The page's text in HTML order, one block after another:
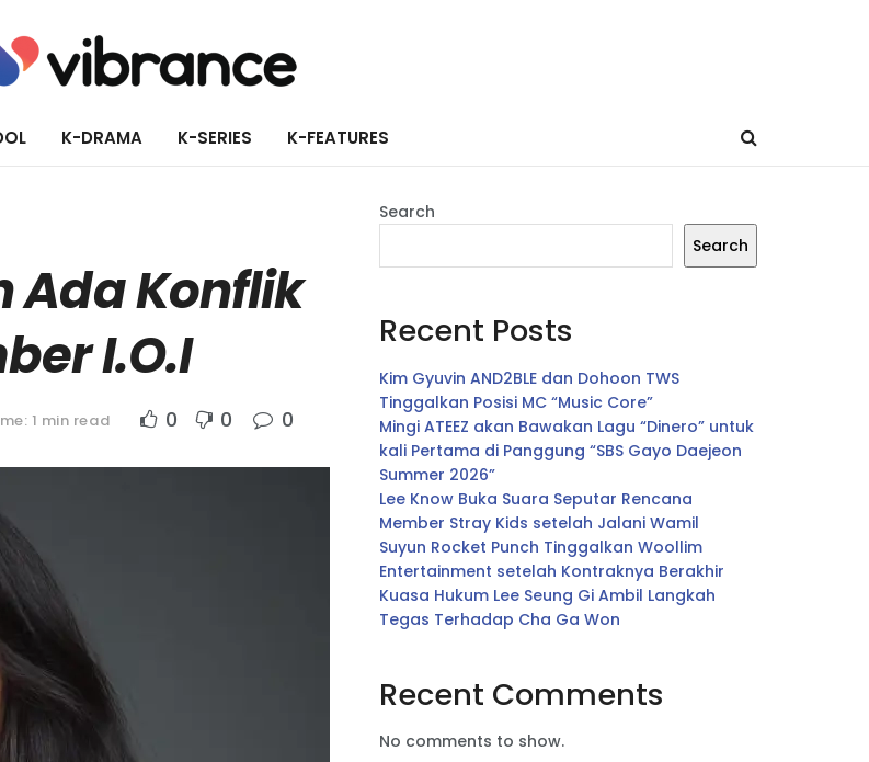
K-DRAMA K-SERIES K-FEATURES
Ada Konflik
I.O.I
1 min read 0 0 0
Search
Search
Recent Posts
Kim Gyuvin AND2BLE dan Dohoon TWS
Tinggalkan Posisi MC “Music Core”
Mingi ATEEZ akan Bawakan Lagu “Dinero” untuk
kali Pertama di Panggung “SBS Gayo Daejeon
Summer 2026”
Lee Know Buka Suara Seputar Rencana
Member Stray Kids setelah Jalani Wamil
Suyun Rocket Punch Tinggalkan Woollim
Entertainment setelah Kontraknya Berakhir
Kuasa Hukum Lee Seung Gi Ambil Langkah
Tegas Terhadap Cha Ga Won
Recent Comments
No comments to show.